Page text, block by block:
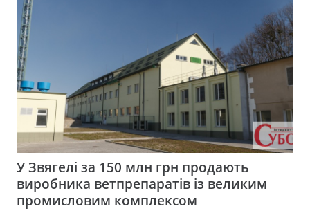
У Звягелі за 150 млн грн продають
виробника ветпрепаратів із великим
промисловим комплексом